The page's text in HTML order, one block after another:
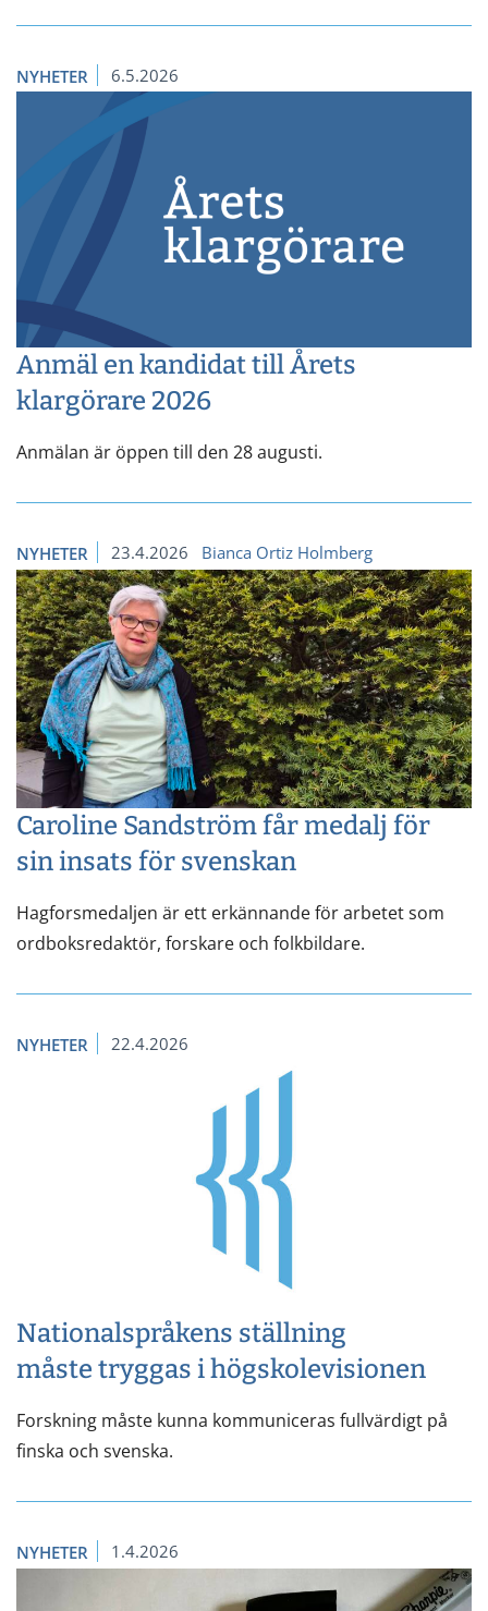
NYHETER 6.5.2026
Anmäl en kandidat till Årets
klargörare 2026
Anmälan är öppen till den 28 augusti.
NYHETER 23.4.2026 Bianca Ortiz Holmberg
Caroline Sandström får medalj för
sin insats för svenskan
Hagforsmedaljen är ett erkännande för arbetet som
ordboksredaktör, forskare och folkbildare.
NYHETER 22.4.2026
Nationalspråkens ställning
måste tryggas i högskolevisionen
Forskning måste kunna kommuniceras fullvärdigt på
finska och svenska.
NYHETER 1.4.2026